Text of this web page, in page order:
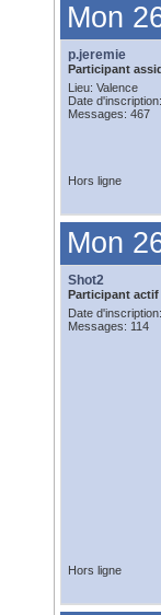
Mon
p.jeremie
Participant
Lieu: Valence
Date
Messages: 467
Hors ligne
Mon
Shot2
Participant actif
Date
Messages: 114
Hors ligne